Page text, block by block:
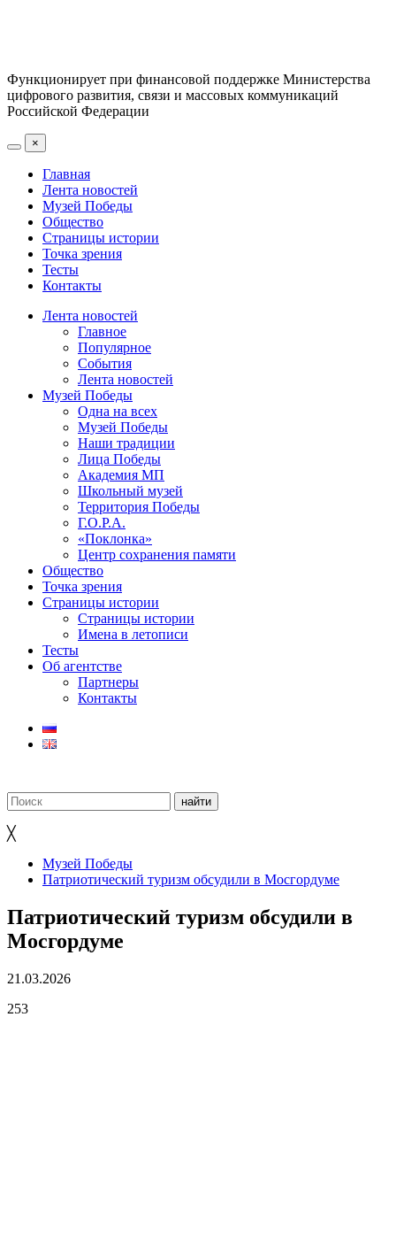
Функционирует при финансовой поддержке Министерства
цифрового развития, связи и массовых коммуникаций
Российской Федерации
×
Главная
Лента новостей
Музей Победы
Общество
Страницы истории
Точка зрения
Тесты
Контакты
Лента новостей
Главное
Популярное
События
Лента новостей
Музей Победы
Одна на всех
Музей Победы
Наши традиции
Лица Победы
Академия МП
Школьный музей
Территория Победы
Г.О.Р.А.
«Поклонка»
Центр сохранения памяти
Общество
Точка зрения
Страницы истории
Страницы истории
Имена в летописи
Тесты
Об агентстве
Партнеры
Контакты
╳
Музей Победы
Патриотический туризм обсудили в Мосгордуме
Патриотический туризм обсудили в
Мосгордуме
21.03.2026
253